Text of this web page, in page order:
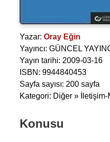
Yazar: Oray Eğin
Yayıncı: GÜNCEL
Yayın tarihi: 2009-03-16
ISBN: 9944840453
Sayfa sayısı: 200 sayfa
Kategori: Diğer » İletişim-
Konusu